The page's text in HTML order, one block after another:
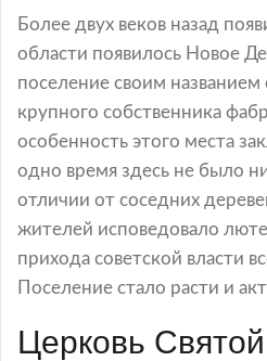
Более двух веков назад
области появилось Новое
поселение своим
крупного собственника
особенность этого места
одно время здесь не было
отличии от соседних
жителей исповедовало
прихода советской власти
Поселение стало расти и
Церковь